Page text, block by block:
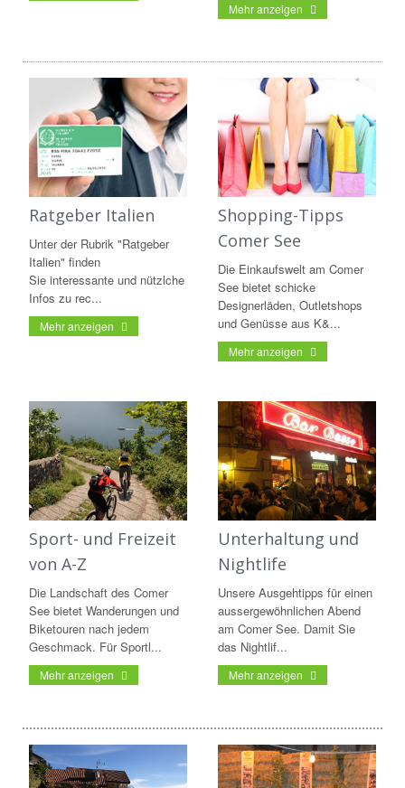
Mehr anzeigen
Ratgeber Italien
Unter der Rubrik "Ratgeber
Italien" finden
Sie interessante und nützlche
Infos zu rec...
Mehr anzeigen
Shopping-Tipps
Comer See
Die Einkaufswelt am Comer
See bietet schicke
Designerläden, Outletshops
und Genüsse aus K&...
Mehr anzeigen
Sport- und Freizeit
von A-Z
Die Landschaft des Comer
See bietet Wanderungen und
Biketouren nach jedem
Geschmack. Für Sportl...
Mehr anzeigen
Unterhaltung und
Nightlife
Unsere Ausgehtipps für einen
aussergewöhnlichen Abend
am Comer See. Damit Sie
das Nightlif...
Mehr anzeigen